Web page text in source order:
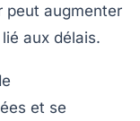
peut augmenter
aux délais.
et se